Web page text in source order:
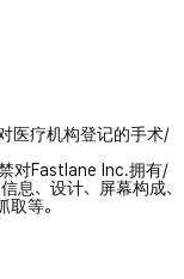
医疗机构登记的手术/
对Fastlane Inc.拥有/
息、设计、屏幕构成、
等。